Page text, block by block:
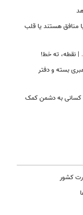
منافق هستند یا قلب
| نقطه، ته خط!
بسته و دفتر
کسانی به دشمن کمک
کشور